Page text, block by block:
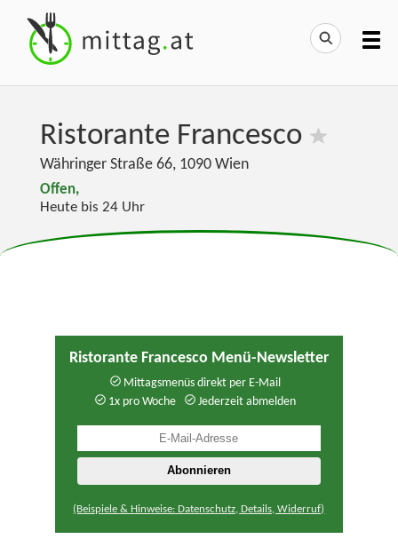
Ristorante Francesco
Währinger Straße 66, 1090 Wien
Offen,
Heute bis 24 Uhr
Ristorante Francesco Menü-Newsletter
Mittagsmenüs direkt per E-Mail
1x pro Woche
Jederzeit abmelden
(Beispiele & Hinweise: Datenschutz, Details, Widerruf)